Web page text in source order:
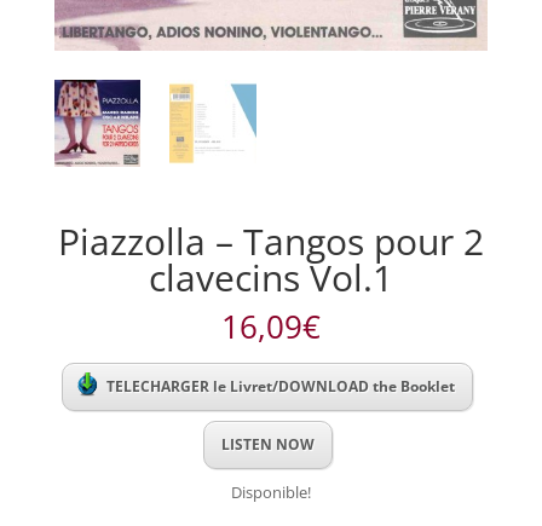
Piazzolla – Tangos pour 2
clavecins Vol.1
16,09€
TELECHARGER le Livret/DOWNLOAD the Booklet
LISTEN NOW
Disponible!